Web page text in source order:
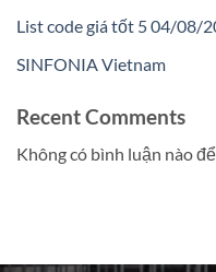
List code giá tốt 5 04/08/
SINFONIA Vietnam
Recent Comments
Không có bình luận nào